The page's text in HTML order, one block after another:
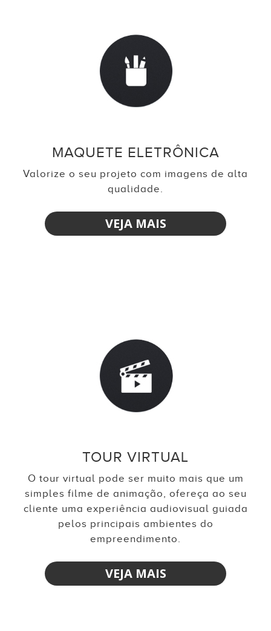
MAQUETE ELETRÔNICA
Valorize o seu projeto com imagens de alta
qualidade.
VEJA MAIS
TOUR VIRTUAL
O tour virtual pode ser muito mais que um
simples filme de animação, ofereça ao seu
cliente uma experiência audiovisual guiada
pelos principais ambientes do
empreendimento.
VEJA MAIS